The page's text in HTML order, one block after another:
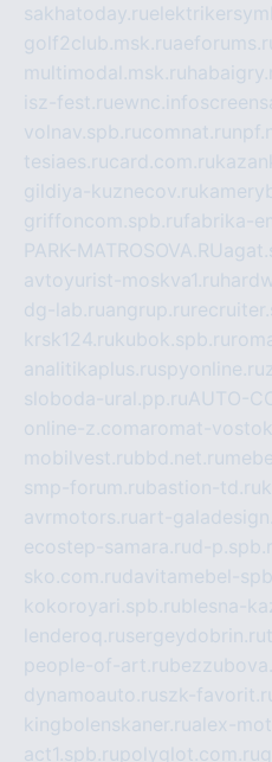
sakhatoday.ru
golf2club.msk.ru
multimodal.msk.ru
isz-fest.ruewnc.info
volnav.spb.rucomnat.ru
tesiaes.rucard.com.ru
gildiya-kuznecov.ru
griffoncom.spb.rufabrika-
PARK-MATROSOVA.RU
avtoyurist-moskva1.ru
dg-lab.ruangrup.ru
krsk124.rukubok.spb.ru
analitikaplus.ruspyonline.ru
sloboda-ural.pp.ruAUTO-
online-z.comaromat-
mobilvest.rubbd.net.ru
smp-forum.rubastion-td.ru
avrmotors.ruart-
ecostep-samara.rud-
sko.com.rudavitamebel-
kokoroyari.spb.rublesna-
lenderoq.rusergeydobrin.ru
people-of-art.ru
dynamoauto.ruszk-
kingbolenskaner.rualex-
act1.spb.rupolyglot.com.ru